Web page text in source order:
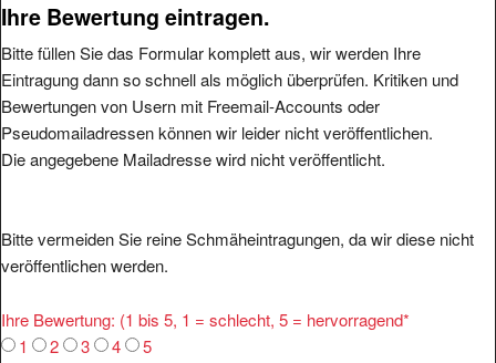
Ihre Bewertung eintragen.
Bitte füllen Sie das Formular komplett aus, wir werden Ihre
Eintragung dann so schnell als möglich überprüfen. Kritiken und
Bewertungen von Usern mit Freemail-Accounts oder
Pseudomailadressen können wir leider nicht veröffentlichen.
Die angegebene Mailadresse wird nicht veröffentlicht.
Bitte vermeiden Sie reine Schmäheintragungen, da wir diese nicht
veröffentlichen werden.
Ihre Bewertung: (1 bis 5, 1 = schlecht, 5 = hervorragend*
1
2 3 4
5